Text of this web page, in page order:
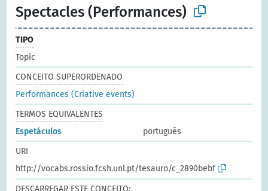
Spectacles (Performances)
TIPO
Topic
CONCEITO SUPERORDENADO
Performances (Criative events)
TERMOS EQUIVALENTES
Espetáculos
português
URI
http://vocabs.rossio.fcsh.unl.pt/tesauro/c_2890bebf
DESCARREGAR ESTE CONCEITO: